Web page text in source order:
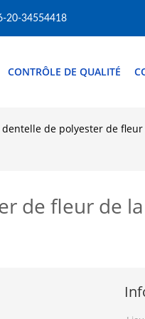
20-34554418
CONTRÔLE DE QUALITÉ
dentelle de polyester de
de fleur de